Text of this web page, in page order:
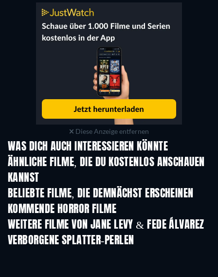
Diese Anzeige entfernen
WAS DICH AUCH INTERESSIEREN KÖNNTE
ÄHNLICHE FILME, DIE DU KOSTENLOS ANSCHAUEN
KANNST
BELIEBTE FILME, DIE DEMNÄCHST ERSCHEINEN
KOMMENDE HORROR FILME
WEITERE FILME VON JANE LEVY & FEDE ÁLVAREZ
VERBORGENE SPLATTER-PERLEN